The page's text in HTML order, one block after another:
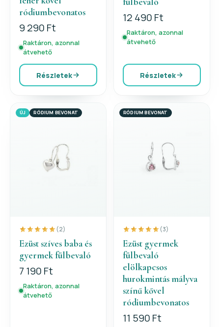
ródiumbevonatos
9 290 Ft
Raktáron, azonnal
átvehető
Részletek
12 490 Ft
Raktáron, azonnal
átvehető
Részletek
ÚJ RÓDIUM BEVONAT
(2)
Ezüst szíves baba és
gyermek fülbevaló
7 190 Ft
Raktáron, azonnal
átvehető
RÓDIUM BEVONAT
(3)
Ezüst gyermek
fülbevaló
elölkapcsos
hurokmintás mályva
színű kővel
ródiumbevonatos
11 590 Ft